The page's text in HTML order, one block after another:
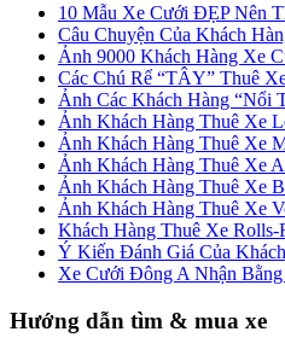
10 Mẫu Xe Cưới ĐẸP Nên
Câu Chuyện Của Khách
Ảnh 9000 Khách Hàng Xe
Các Chú Rể “TÂY” Thuê
Ảnh Các Khách Hàng “Nổi
Ảnh Khách Hàng Thuê Xe
Ảnh Khách Hàng Thuê Xe
Ảnh Khách Hàng Thuê Xe
Ảnh Khách Hàng Thuê Xe
Ảnh Khách Hàng Thuê Xe
Khách Hàng Thuê Xe Rolls-
Ý Kiến Đánh Giá Của
Xe Cưới Đông A Nhận
Hướng dẫn tìm & mua xe